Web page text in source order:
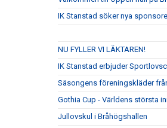
IK Stanstad söker nya
NU FYLLER VI LÄKTAREN!
IK Stanstad erbjuder
Säsongens föreningskläder
Gothia Cup - Världens största
Jullovskul i Bråhögshallen